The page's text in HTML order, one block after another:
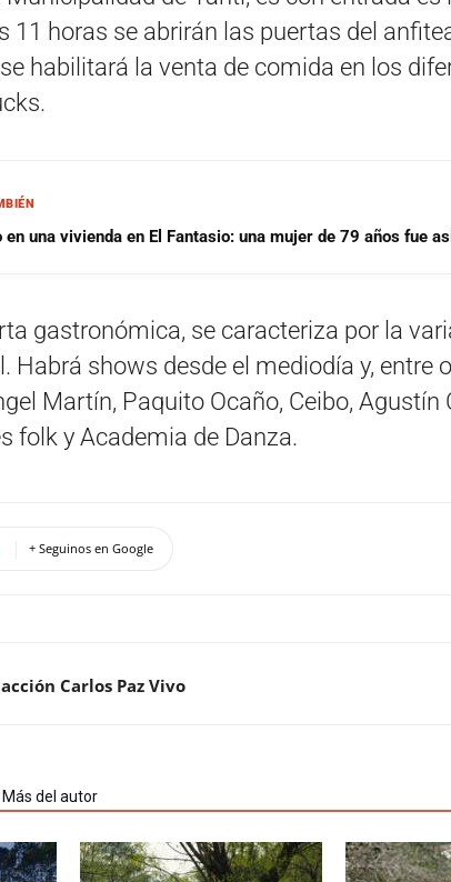
11 horas se abrirán las puertas del
habilitará la venta de comida en los
en una vivienda en El Fantasio: una mujer de 79 años fue
gastronómica, se caracteriza por la
Habrá shows desde el mediodía y, entre
Martín, Paquito Ocaño, Ceibo, Agustín
folk y Academia de Danza.
+ Seguinos en Google
Carlos Paz Vivo
Más del autor